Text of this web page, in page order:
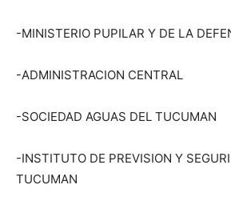
-MINISTERIO PUPILAR Y DE LA
-ADMINISTRACION CENTRAL
-SOCIEDAD AGUAS DEL TUCUMAN
-INSTITUTO DE PREVISION Y
TUCUMAN